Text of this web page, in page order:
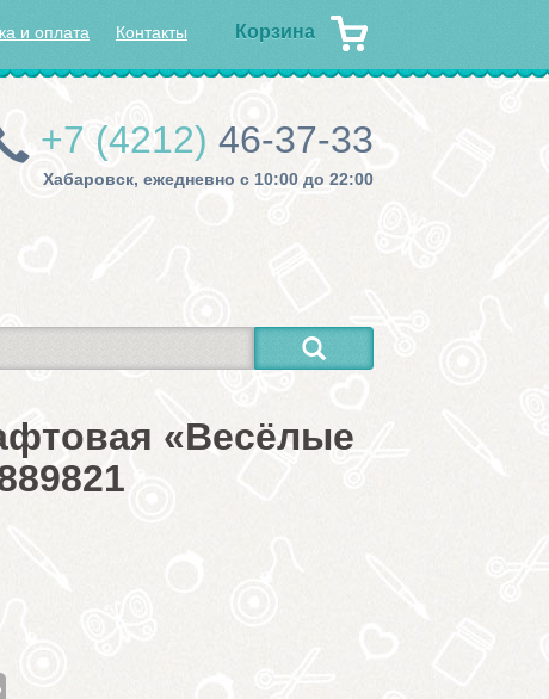
Корзина
и оплата Контакты
+7 (4212) 46-37-33
Хабаровск, ежедневно с 10:00 до 22:00
«Весёлые